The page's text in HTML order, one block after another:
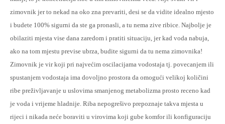
zimovnik jer to nekad na oko zna prevariti, desi se da vidite idealno mjesto
i budete 100% sigurni da ste ga pronasli, a tu nema zive ribice. Najbolje je
obilaziti mjesta vise dana zaredom i pratiti situaciju, jer kad voda nabuja,
ako na tom mjestu previse ubrza, budite sigurni da tu nema zimovnika!
Zimovnik je vir koji pri najvećim oscilacijama vodostaja tj. povecanjem ili
spustanjem vodostaja ima dovoljno prostora da omogući velikoj količini
ribe preživljavanje u uslovima smanjenog metabolizma prosto receno kad
je voda i vrijeme hladnije. Riba nepogrešivo prepoznaje takva mjesta u
rijeci i nikada neće boraviti u virovima koji gube komfor ili konfiguraciju